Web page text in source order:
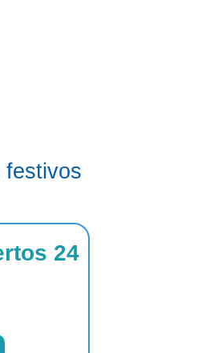
festivos
24